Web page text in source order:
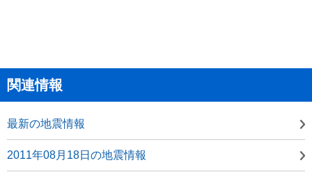
関連情報
最新の地震情報
2011年08月18日の地震情報